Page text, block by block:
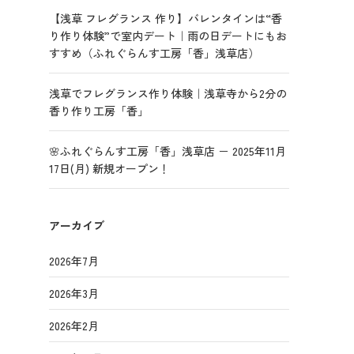
【浅草 フレグランス 作り】バレンタインは“香
り作り体験”で室内デート｜雨の日デートにもお
すすめ（ふれぐらんす工房「香」浅草店）
浅草でフレグランス作り体験｜浅草寺から2分の
香り作り工房「香」
🌸ふれぐらんす工房「香」浅草店 － 2025年11月
17日(月) 新規オープン！
アーカイブ
2026年7月
2026年3月
2026年2月